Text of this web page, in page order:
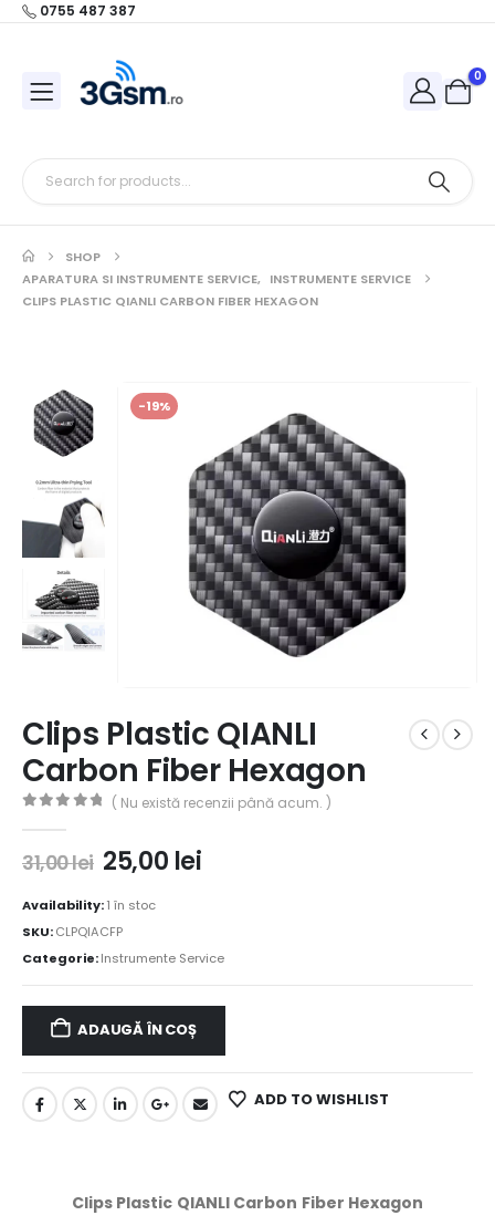
0755 487 387
0
SHOP
APARATURA SI INSTRUMENTE SERVICE, INSTRUMENTE SERVICE
CLIPS PLASTIC QIANLI CARBON FIBER HEXAGON
-19%
Clips Plastic QIANLI
Carbon Fiber Hexagon
( Nu există recenzii până acum. )
31,00lei 25,00 lei
Availability:1 în stoc
SKU:CLPQIACFP
Categorie:Instrumente Service
ADAUGĂ ÎN COȘ
ADD TO WISHLIST
Clips Plastic QIANLI Carbon Fiber Hexagon